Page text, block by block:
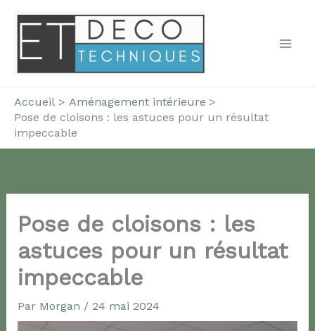
contenu
Accueil
Aménagement intérieure
Pose de cloisons : les astuces pour un résultat
impeccable
Pose de cloisons : les
astuces pour un résultat
impeccable
Par Morgan / 24 mai 2024